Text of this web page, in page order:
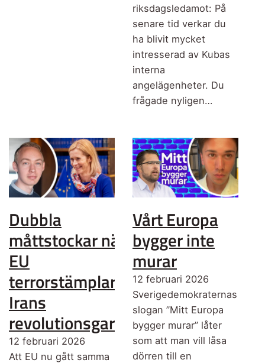
riksdagsledamot: På
senare tid verkar du
ha blivit mycket
intresserad av Kubas
interna
angelägenheter. Du
frågade nyligen…
Dubbla
måttstockar när
EU
terrorstämplar
Irans
revolutionsgarde
12 februari 2026
Att EU nu gått samma
Vårt Europa
bygger inte
murar
12 februari 2026
Sverigedemokraternas
slogan ”Mitt Europa
bygger murar” låter
som att man vill låsa
dörren till en